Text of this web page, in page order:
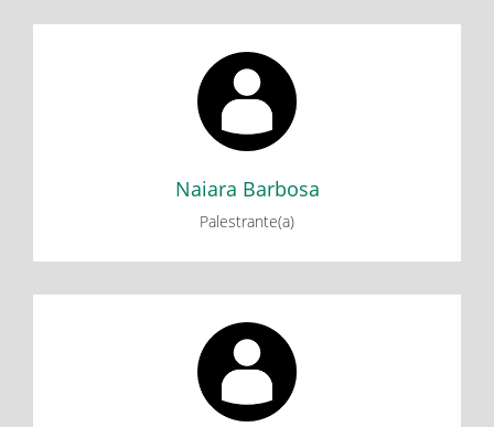
Naiara Barbosa
Palestrante(a)
Naiara Barbosa
Minicurso: A Educação das Mulheres nos Livros Didáticos:
Três lições sobre o cuidar de si.
RAQUEL ANTUNES DE CARVALHO
Minicurso: Abordagens e metodologias utilizadas pelos
alunos do PIBID Interdisciplinar de Matemática/Física da
UFVJM para o ensino de unidades de medidas e unidades
derivadas. (Parte 1)